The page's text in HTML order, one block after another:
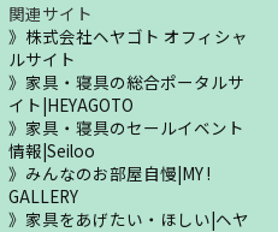
関連サイト
株式会社ヘヤゴト オフィシャ
ルサイト
家具・寝具の総合ポータルサ
イト|HEYAGOTO
家具・寝具のセールイベント
情報|Seiloo
みんなのお部屋自慢|MY !
GALLERY
家具をあげたい・ほしい|ヘヤ